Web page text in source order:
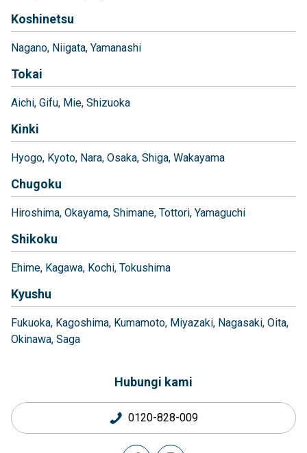
Koshinetsu
Nagano Niigata Yamanashi
Tokai
Aichi Gifu Mie Shizuoka
Kinki
Hyogo Kyoto Nara Osaka Shiga Wakayama
Chugoku
Hiroshima Okayama Shimane Tottori Yamaguchi
Shikoku
Ehime Kagawa Kochi Tokushima
Kyushu
Fukuoka Kagoshima Kumamoto Miyazaki Nagasaki Oita
Okinawa Saga
Hubungi kami
0120-828-009